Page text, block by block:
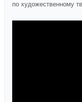
по художественному